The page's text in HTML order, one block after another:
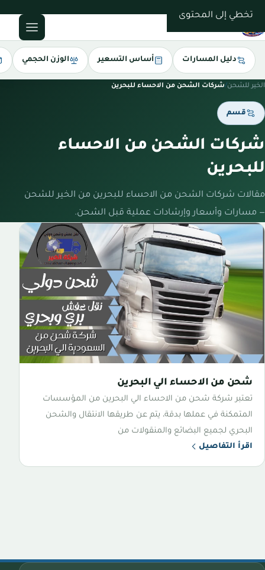
تخطي إلى المحتوى
دليل المسارات أساس التسعير الوزن الحجمي
الخير للشحن/شركات الشحن من الاحساء للبحرين
قسم
شركات الشحن من الاحساء
للبحرين
مقالات شركات الشحن من الاحساء للبحرين من الخير للشحن
— مسارات وأسعار وإرشادات عملية قبل الشحن.
شحن من الاحساء الي البحرين
تعتبر شركة شحن من الاحساء الي البحرين من المؤسسات
المتمكنة في عملها بدقة، يتم عن طريقها الانتقال والشحن
البحري لجميع البضائع والمنقولات من
اقرأ التفاصيل